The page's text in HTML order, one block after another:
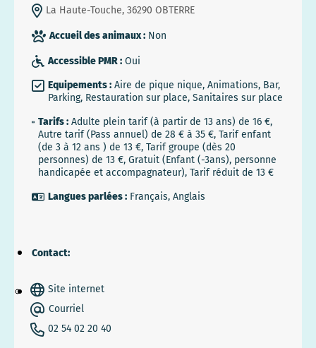
La Haute-Touche, 36290 OBTERRE
Accueil des animaux : Non
Accessible PMR : Oui
Equipements : Aire de pique nique, Animations, Bar,
Parking, Restauration sur place, Sanitaires sur place
Tarifs :Adulte plein tarif (à partir de 13 ans) de 16 €,
Autre tarif (Pass annuel) de 28 € à 35 €, Tarif enfant
(de 3 à 12 ans ) de 13 €, Tarif groupe (dès 20
personnes) de 13 €, Gratuit (Enfant (-3ans), personne
handicapée et accompagnateur), Tarif réduit de 13 €
Langues parlées : Français, Anglais
Contact:
Site internet
Courriel
02 54 02 20 40